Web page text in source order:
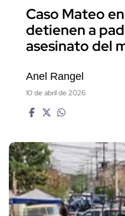
Caso Mateo
detienen a
asesinato del
Anel Rangel
10 de abril de 2026